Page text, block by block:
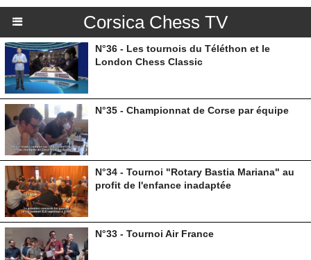
Corsica Chess TV
N°36 - Les tournois du Téléthon et le
London Chess Classic
N°35 - Championnat de Corse par équipe
N°34 - Tournoi "Rotary Bastia Mariana" au
profit de l'enfance inadaptée
N°33 - Tournoi Air France